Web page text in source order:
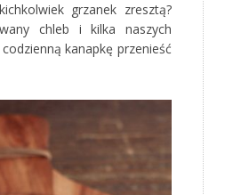
grzanek zresztą?
chleb i kilka naszych
kanapkę przenieść